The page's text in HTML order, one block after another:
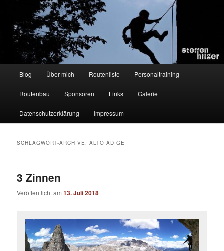
wechseln
sekundären
Inhalt
wechselnSteffen Hilger
Kletterer – Routenbauer – Trainer
Blog Über mich Routenliste Personaltraining
Routenbau Sponsoren Links Galerie
Datenschutzerklärung Impressum
SCHLAGWORT-ARCHIVE:ALTO ADIGE
3 Zinnen
Veröffentlicht am13. Juli 2018